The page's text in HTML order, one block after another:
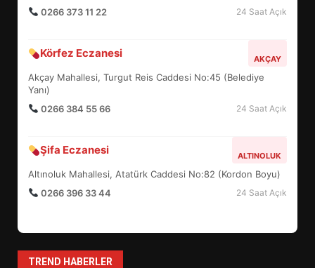
0266 373 11 22 24 Saat Açık
Körfez Eczanesi AKÇAY
Akçay Mahallesi, Turgut Reis Caddesi No:45 (Belediye
Yanı)
0266 384 55 66
24 Saat Açık
Şifa Eczanesi ALTINOLUK
Altınoluk Mahallesi, Atatürk Caddesi No:82 (Kordon Boyu)
0266 396 33 44
24 Saat Açık
TREND HABERLER
6
TURNUVASI KAYITLARI NEYİ
7
YENİ YÖNETİM NASIL
ŞEKİLLENDİ?
1
HAREKETE GEÇİYOR: GÖZLER